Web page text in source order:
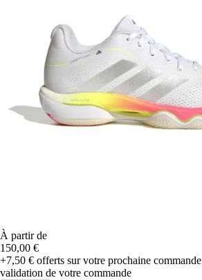
À partir de
150,00 €
+7,50 € offerts sur votre prochaine commande
validation de votre commande